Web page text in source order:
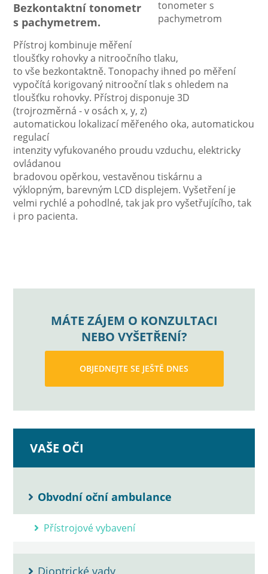
Bezkontaktní tonometr
s pachymetrem.
Přístroj kombinuje měření
tloušťky rohovky a nitroočního tlaku,
to vše bezkontaktně. Tonopachy ihned po měření
vypočítá korigovaný nitrooční tlak s ohledem na
tloušťku rohovky. Přístroj disponuje 3D
(trojrozměrná - v osách x, y, z)
automatickou lokalizací měřeného oka, automatickou
regulací
intenzity vyfukovaného proudu vzduchu, elektricky
ovládanou
bradovou opěrkou, vestavěnou tiskárnu a
výklopným, barevným LCD displejem. Vyšetření je
velmi rychlé a pohodlné, tak jak pro vyšetřujícího, tak
i pro pacienta.
MÁTE ZÁJEM O KONZULTACI
NEBO VYŠETŘENÍ?
OBJEDNEJTE SE JEŠTĚ DNES
VAŠE OČI
Obvodní oční ambulance
Přístrojové vybavení